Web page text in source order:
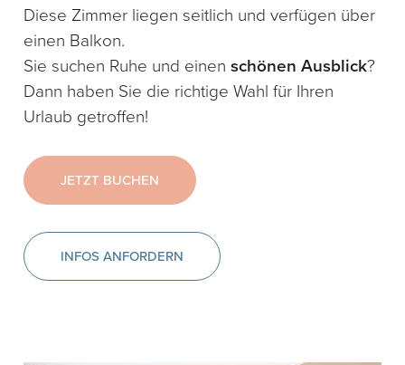
Diese Zimmer liegen seitlich und verfügen über
einen Balkon.
Sie suchen Ruhe und einenschönen Ausblick?
Dann haben Sie die richtige Wahl für Ihren
Urlaub getroffen!
JETZT BUCHEN
INFOS ANFORDERN